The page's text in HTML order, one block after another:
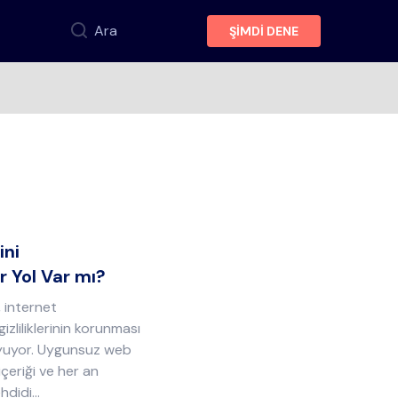
Ara ŞİMDİ DENE
Var mı?
internet
korunması
Uygunsuz web
ve her an